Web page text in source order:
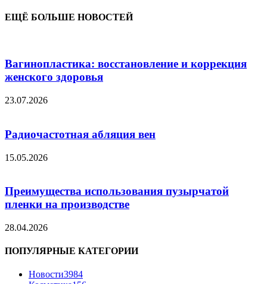
ЕЩЁ БОЛЬШЕ НОВОСТЕЙ
Вагинопластика: восстановление и коррекция
женского здоровья
23.07.2026
Радиочастотная абляция вен
15.05.2026
Преимущества использования пузырчатой
пленки на производстве
28.04.2026
ПОПУЛЯРНЫЕ КАТЕГОРИИ
Новости3984